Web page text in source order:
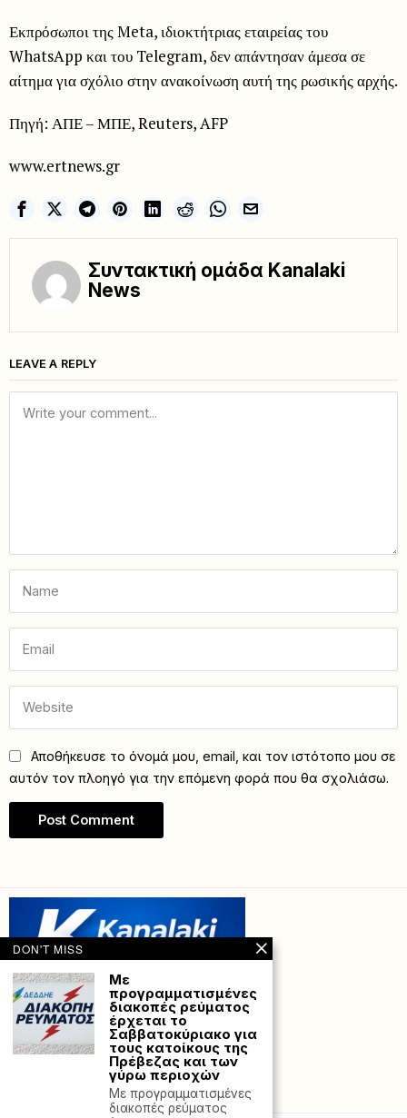
Εκπρόσωποι της Meta, ιδιοκτήτριας εταιρείας του
WhatsApp και του Telegram, δεν απάντησαν άμεσα σε
αίτημα για σχόλιο στην ανακοίνωση αυτή της ρωσικής αρχής.
Πηγή: ΑΠΕ – ΜΠΕ, Reuters, AFP
www.ertnews.gr
Συντακτική ομάδα Kanalaki
News
LEAVE A REPLY
Αποθήκευσε το όνομά μου, email, και τον ιστότοπο μου σε
αυτόν τον πλοηγό για την επόμενη φορά που θα σχολιάσω.
by Hostville”)
DON'T MISS
Με
προγραμματισμένες
διακοπές ρεύματος
έρχεται το
Σαββατοκύριακο για
τους κατοίκους της
Πρέβεζας και των
γύρω περιοχών
Με προγραμματισμένες
διακοπές ρεύματος